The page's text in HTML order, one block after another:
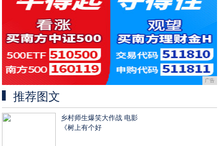
广告
推荐图文
乡村师生爆笑大作战 电影
《树上有个好